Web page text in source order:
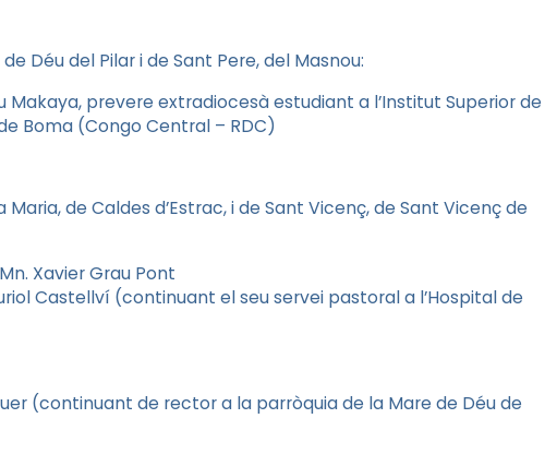
Déu del Pilar i de Sant Pere, del Masnou:
Makaya, prevere extradiocesà estudiant a l’Institut Superior de
Boma (Congo Central – RDC)
de Caldes d’Estrac, i de Sant Vicenç, de Sant Vicenç de
Xavier Grau Pont
Castellví (continuant el seu servei pastoral a l’Hospital de
(continuant de rector a la parròquia de la Mare de Déu de